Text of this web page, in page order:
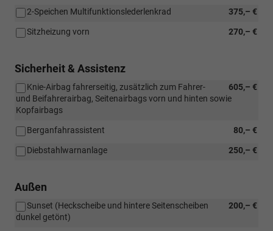
375,– €
2-Speichen Multifunktionslederlenkrad
270,– €
Sitzheizung vorn
Sicherheit & Assistenz
605,– €
Knie-Airbag fahrerseitig, zusätzlich zum Fahrer-
und Beifahrerairbag, Seitenairbags vorn und hinten sowie
Kopfairbags
80,– €
Berganfahrassistent
250,– €
Diebstahlwarnanlage
Außen
200,– €
Sunset (Heckscheibe und hintere Seitenscheiben
dunkel getönt)